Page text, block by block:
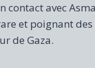
contact avec
et poignant
de Gaza.